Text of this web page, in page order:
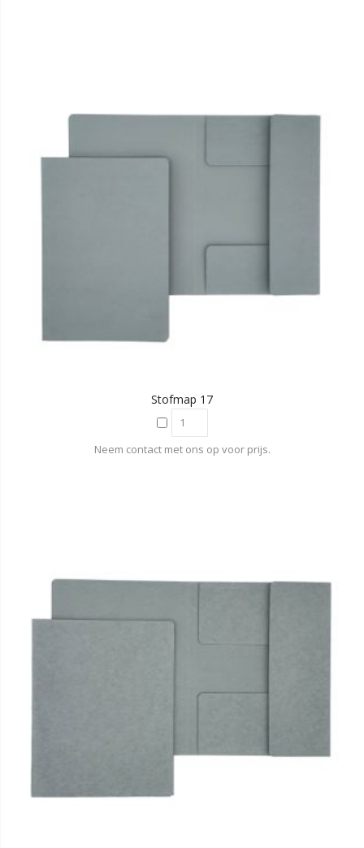
Stofmap 17
Neem contact met ons op voor prijs.